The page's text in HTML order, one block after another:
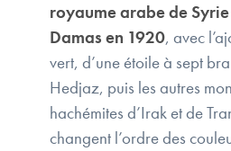
royaume arabe de
Damas en 1920, avec
vert, d’une étoile à sept
Hedjaz, puis les autres
hachémites d’Irak et de
changent l’ordre des